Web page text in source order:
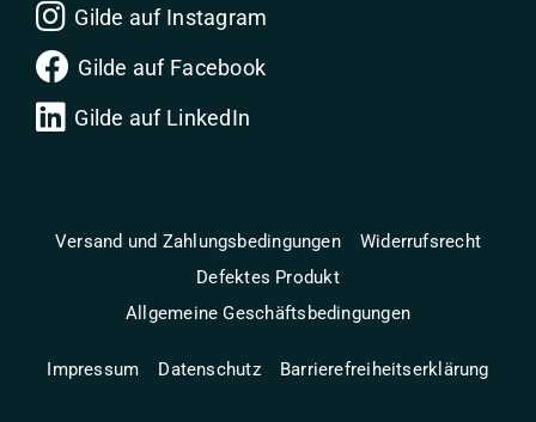
Gilde auf Instagram
Gilde auf Facebook
Gilde auf LinkedIn
Versand und Zahlungsbedingungen
Widerrufsrecht
Defektes Produkt
Allgemeine Geschäftsbedingungen
Impressum Datenschutz Barrierefreiheitserklärung